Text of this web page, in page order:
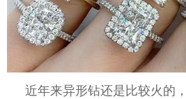
近年来异形钻还是比较火的